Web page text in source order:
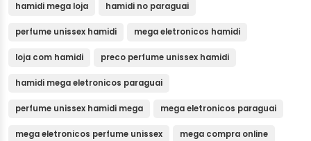
hamidi mega loja hamidi no paraguai
perfume unissex hamidi mega eletronicos hamidi
loja com hamidi preco perfume unissex hamidi
hamidi mega eletronicos paraguai
perfume unissex hamidi mega mega eletronicos paraguai
mega eletronicos perfume unissex mega compra online